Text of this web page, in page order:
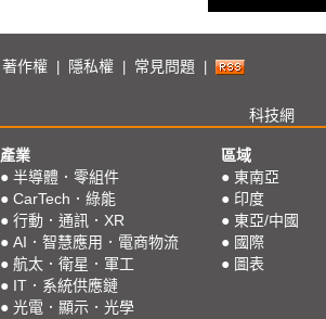
著作權 隱私權 常見問題
科技網
產業
● 半導體．零組件
● CarTech．綠能
● 行動．通訊．XR
● AI．智慧應用．電商物流
● 航太．衛星．軍工
● IT．系統供應鏈
● 光電．顯示．光學
區域
● 東南亞
● 印度
● 東亞/中國
● 國際
● 圖表